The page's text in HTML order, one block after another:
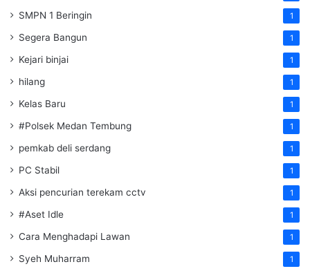
SMPN 1 Beringin 1
Segera Bangun 1
Kejari binjai 1
hilang 1
Kelas Baru 1
#Polsek Medan Tembung 1
pemkab deli serdang 1
PC Stabil 1
Aksi pencurian terekam cctv 1
#Aset Idle 1
Cara Menghadapi Lawan 1
Syeh Muharram 1